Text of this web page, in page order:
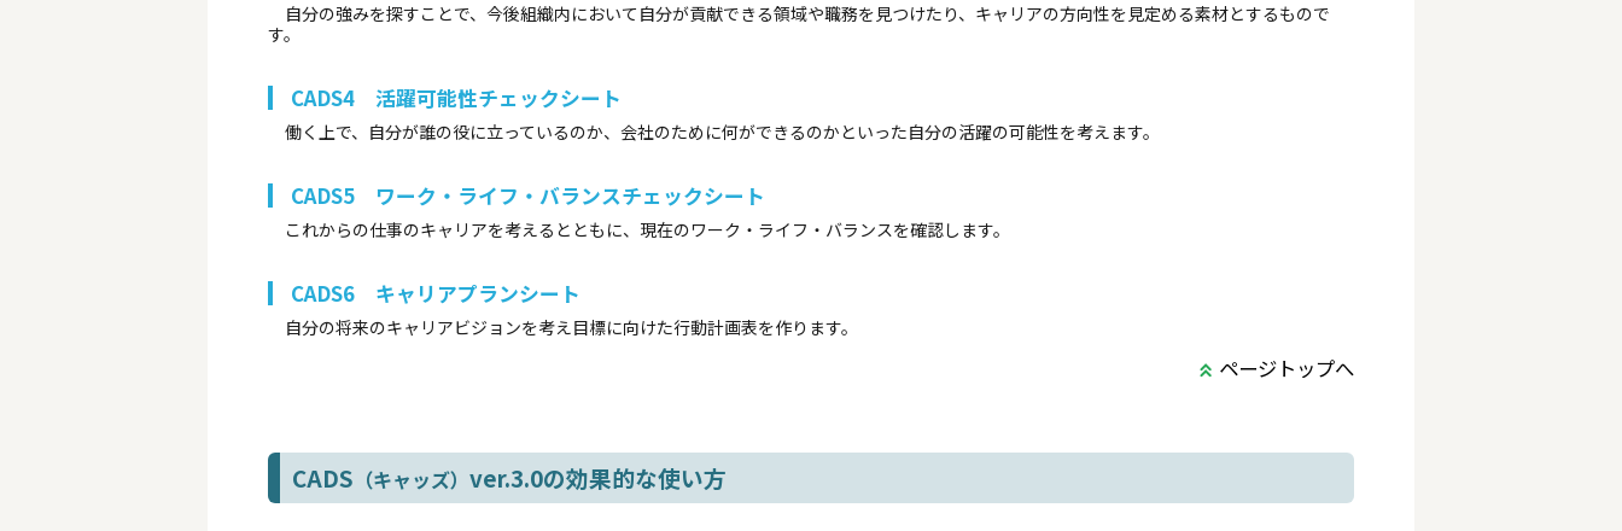
自分の強みを探すことで、今後組織内において自分が貢献できる領域や職務を見つけたり、キャリアの方向性を見定める素材とするもので
す。
CADS4 活躍可能性チェックシート
働く上で、自分が誰の役に立っているのか、会社のために何ができるのかといった自分の活躍の可能性を考えます。
CADS5 ワーク・ライフ・バランスチェックシート
これからの仕事のキャリアを考えるとともに、現在のワーク・ライフ・バランスを確認します。
CADS6 キャリアプランシート
自分の将来のキャリアビジョンを考え目標に向けた行動計画表を作ります。
ページトップへ
CADS （キャッズ） ver.3.0の効果的な使い方